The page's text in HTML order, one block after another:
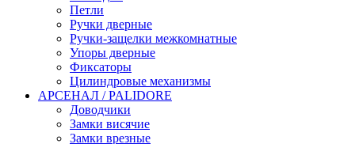
Петли
Ручки дверные
Ручки-защелки межкомнатные
Упоры дверные
Фиксаторы
Цилиндровые механизмы
АРСЕНАЛ / PALIDORE
Доводчики
Замки висячие
Замки врезные